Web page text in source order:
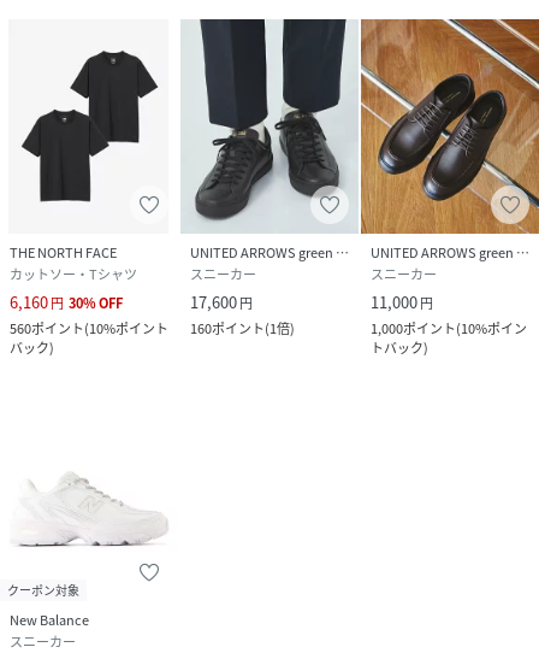
THE NORTH FACE
カットソー・Tシャツ
6,160円 30%OFF
560ポイント(10%ポイント
バック)
UNITED ARROWS green label relaxing
スニーカー
17,600円
160ポイント(1倍)
UNITED ARROWS green label relaxing
スニーカー
11,000円
1,000ポイント(10%ポイン
トバック)
クーポン対象
New Balance
スニーカー